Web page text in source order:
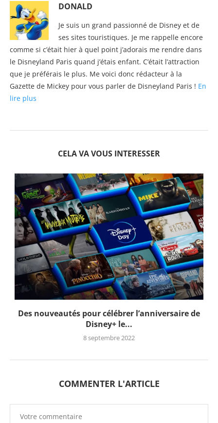
DONALD
Je suis un grand passionné de Disney et de
ses sites touristiques. Je me rappelle encore
comme si c’était hier à quel point j’adorais me rendre dans
le Disneyland Paris quand j’étais enfant. C’était l’attraction
que je préférais le plus. Me voici donc rédacteur à la
Gazette de Mickey pour vous parler de Disneyland Paris ! En
lire plus
CELA VA VOUS INTERESSER
Des nouveautés pour célébrer l’anniversaire de
Disney+ le...
8 septembre 2022
COMMENTER L'ARTICLE